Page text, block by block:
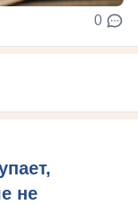
0
не